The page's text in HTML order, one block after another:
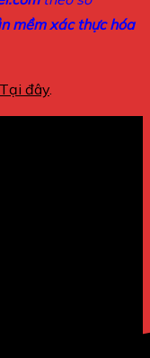
mềm xác thực hóa
Tại đây.